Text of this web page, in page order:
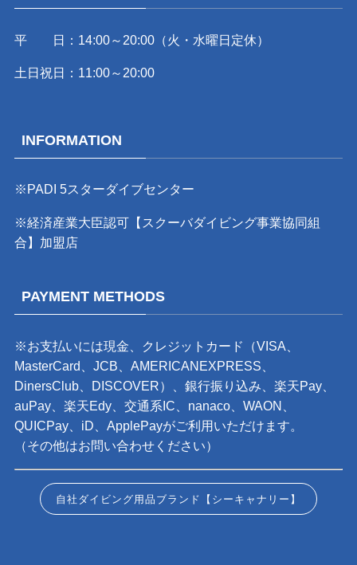
平 日：14:00～20:00（火・水曜日定休）
土日祝日：11:00～20:00
INFORMATION
※PADI 5スターダイブセンター
※経済産業大臣認可【スクーバダイビング事業協同組
合】加盟店
PAYMENT METHODS
※お支払いには現金、クレジットカード（VISA、
MasterCard、JCB、AMERICANEXPRESS、
DinersClub、DISCOVER）、銀行振り込み、楽天Pay、
auPay、楽天Edy、交通系IC、nanaco、WAON、
QUICPay、iD、ApplePayがご利用いただけます。
（その他はお問い合わせください）
自社ダイビング用品ブランド【シーキャナリー】